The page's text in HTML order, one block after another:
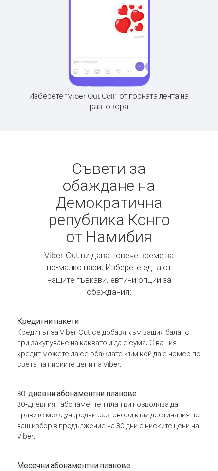
Изберете “Viber Out Call” от горната лента на
разговора
Съвети за
обаждане на
Демократична
република Конго
от Намибия
Viber Out ви дава повече време за
по-малко пари. Изберете една от
нашите гъвкави, евтини опции за
обаждания:
Кредитни пакети
Кредитът за Viber Out се добавя към вашия баланс
при закупуване на каквато и да е сума. С вашия
кредит можете да се обаждате към кой да е номер по
света на ниските цени на Viber.
30-дневни абонаментни планове
30-дневният абонаментен план ви позволява да
правите международни разговори към дестинация по
ваш избор в продължение на 30 дни с ниските цени на
Viber.
Месечни абонаментни планове